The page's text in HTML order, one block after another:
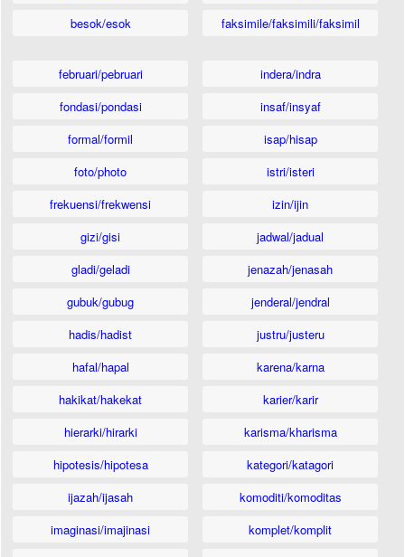
besok/esok
faksimile/faksimili/faksimil
februari/pebruari
fondasi/pondasi
formal/formil
foto/photo
frekuensi/frekwensi
gizi/gisi
gladi/geladi
gubuk/gubug
hadis/hadist
hafal/hapal
hakikat/hakekat
hierarki/hirarki
hipotesis/hipotesa
ijazah/ijasah
imaginasi/imajinasi
indera/indra
insaf/insyaf
isap/hisap
istri/isteri
izin/ijin
jadwal/jadual
jenazah/jenasah
jenderal/jendral
justru/justeru
karena/karna
karier/karir
karisma/kharisma
kategori/katagori
komoditi/komoditas
komplet/komplit